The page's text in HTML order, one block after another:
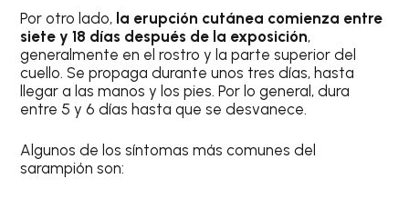
Por otro lado, la erupción cutánea comienza entre
siete y 18 días después de la exposición,
generalmente en el rostro y la parte superior del
cuello. Se propaga durante unos tres días, hasta
llegar a las manos y los pies. Por lo general, dura
entre 5 y 6 días hasta que se desvanece.
Algunos de los síntomas más comunes del
sarampión son: